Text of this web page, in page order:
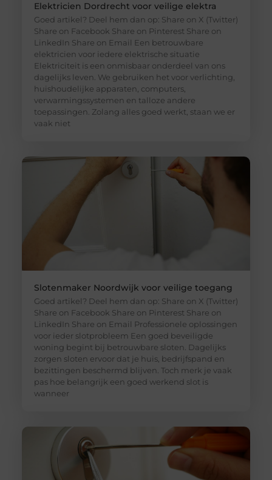
Elektricien Dordrecht voor veilige elektra
Goed artikel? Deel hem dan op: Share on X (Twitter)
Share on Facebook Share on Pinterest Share on
LinkedIn Share on Email Een betrouwbare
elektricien voor iedere elektrische situatie
Elektriciteit is een onmisbaar onderdeel van ons
dagelijks leven. We gebruiken het voor verlichting,
huishoudelijke apparaten, computers,
verwarmingssystemen en talloze andere
toepassingen. Zolang alles goed werkt, staan we er
vaak niet
Slotenmaker Noordwijk voor veilige toegang
Goed artikel? Deel hem dan op: Share on X (Twitter)
Share on Facebook Share on Pinterest Share on
LinkedIn Share on Email Professionele oplossingen
voor ieder slotprobleem Een goed beveiligde
woning begint bij betrouwbare sloten. Dagelijks
zorgen sloten ervoor dat je huis, bedrijfspand en
bezittingen beschermd blijven. Toch merk je vaak
pas hoe belangrijk een goed werkend slot is
wanneer